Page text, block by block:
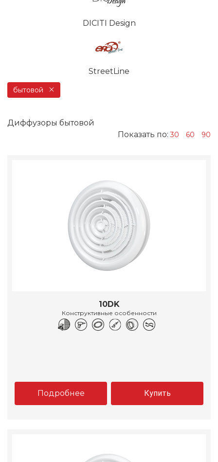
DICITI Design
StreetLine
бытовой
Диффузоры бытовой
Показать по:30 60 90
10DK
Конструктивные особенности
Подробнее Купить